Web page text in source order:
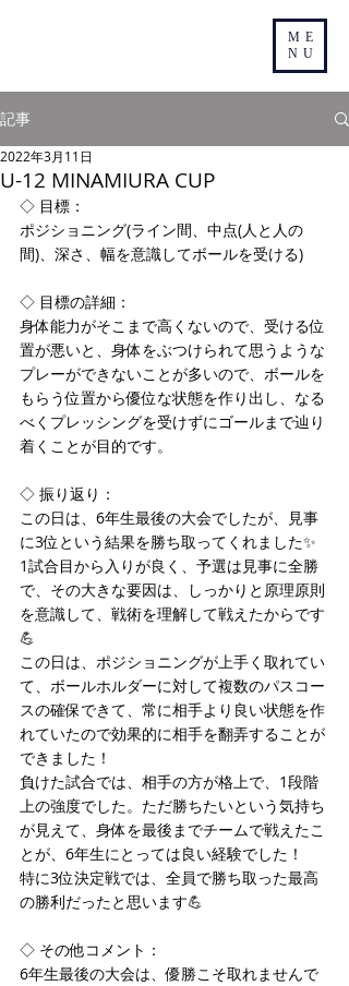
ME
NU
記事
U-12 MINAMIURA CUP
2022年3月11日
◇ 目標：
ポジショニング(ライン間、中点(人と人の
間)、深さ、幅を意識してボールを受ける)
◇ 目標の詳細：
身体能力がそこまで高くないので、受ける位
置が悪いと、身体をぶつけられて思うような
プレーができないことが多いので、ボールを
もらう位置から優位な状態を作り出し、なる
べくプレッシングを受けずにゴールまで辿り
着くことが目的です。
◇ 振り返り：
この日は、6年生最後の大会でしたが、見事
に3位という結果を勝ち取ってくれました✨
1試合目から入りが良く、予選は見事に全勝
で、その大きな要因は、しっかりと原理原則
を意識して、戦術を理解して戦えたからです
💪
この日は、ポジショニングが上手く取れてい
て、ボールホルダーに対して複数のパスコー
スの確保できて、常に相手より良い状態を作
れていたので効果的に相手を翻弄することが
できました！
負けた試合では、相手の方が格上で、1段階
上の強度でした。ただ勝ちたいという気持ち
が見えて、身体を最後までチームで戦えたこ
とが、6年生にとっては良い経験でした！
特に3位決定戦では、全員で勝ち取った最高
の勝利だったと思います💪
◇ その他コメント：
6年生最後の大会は、優勝こそ取れませんで